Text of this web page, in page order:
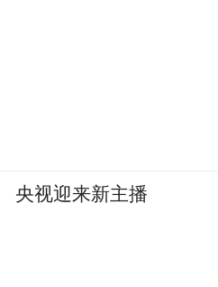
央视迎来新主播